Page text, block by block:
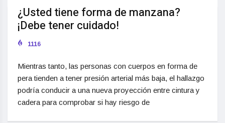
¿Usted tiene forma de manzana?
¡Debe tener cuidado!
1116
Mientras tanto, las personas con cuerpos en forma de
pera tienden a tener presión arterial más baja, el hallazgo
podría conducir a una nueva proyección entre cintura y
cadera para comprobar si hay riesgo de